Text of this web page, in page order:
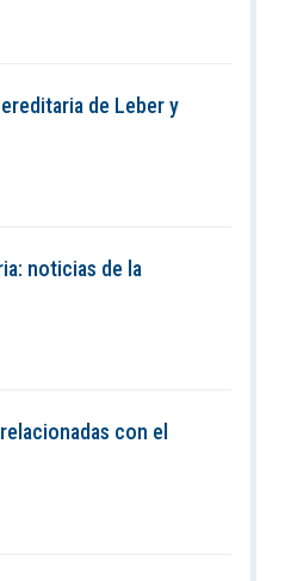
de Leber y
noticias de la
con el